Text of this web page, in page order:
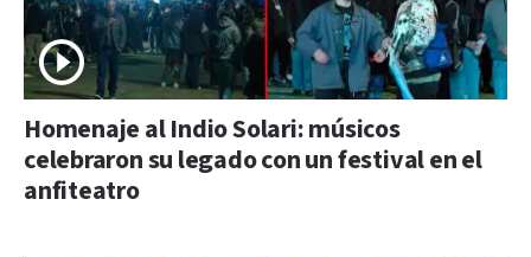
Homenaje al Indio Solari: músicos
celebraron su legado con un festival en el
anfiteatro